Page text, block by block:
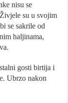
nisu se
su u svojim
se sakrile od
haljinama,
gosti birtija i
Ubrzo nakon